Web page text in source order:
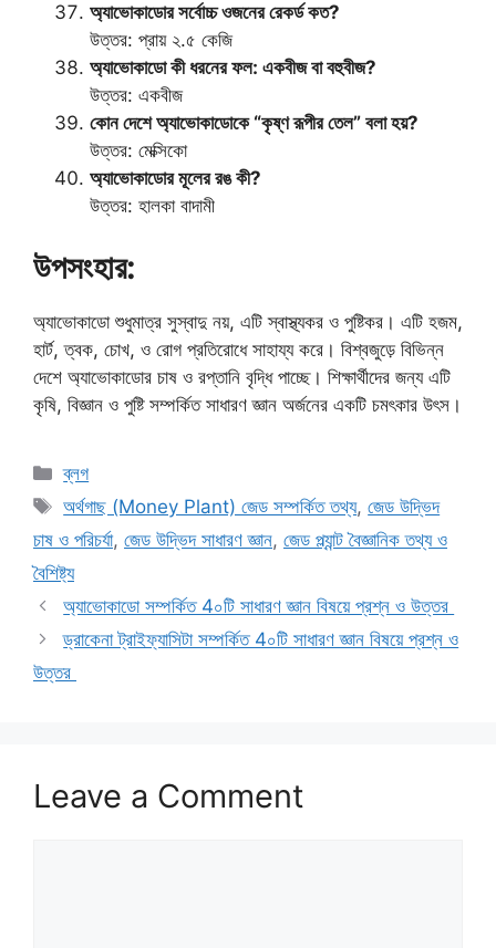
অ্যাভোকাডোর সর্বোচ্চ ওজনের রেকর্ড কত?
উত্তর: প্রায় ২.৫ কেজি
অ্যাভোকাডো কী ধরনের ফল: একবীজ বা বহুবীজ?
উত্তর: একবীজ
কোন দেশে অ্যাভোকাডোকে “কৃষ্ণ রূপীর তেল” বলা হয়?
উত্তর: মেক্সিকো
অ্যাভোকাডোর মূলের রঙ কী?
উত্তর: হালকা বাদামী
উপসংহার:
অ্যাভোকাডো শুধুমাত্র সুস্বাদু নয়, এটি স্বাস্থ্যকর ও পুষ্টিকর। এটি হজম,
হার্ট, ত্বক, চোখ, ও রোগ প্রতিরোধে সাহায্য করে। বিশ্বজুড়ে বিভিন্ন
দেশে অ্যাভোকাডোর চাষ ও রপ্তানি বৃদ্ধি পাচ্ছে। শিক্ষার্থীদের জন্য এটি
কৃষি, বিজ্ঞান ও পুষ্টি সম্পর্কিত সাধারণ জ্ঞান অর্জনের একটি চমৎকার উৎস।
Categories
ব্লগ
Tags
অর্থগাছ (Money Plant) জেড সম্পর্কিত তথ্য,জেড উদ্ভিদ
চাষ ও পরিচর্যা, জেড উদ্ভিদ সাধারণ জ্ঞান, জেড প্ল্যান্ট বৈজ্ঞানিক তথ্য ও
বৈশিষ্ট্য
অ্যাভোকাডো সম্পর্কিত 4০টি সাধারণ জ্ঞান বিষয়ে প্রশ্ন ও উত্তর
ড্রাকেনা ট্রাইফ্যাসিটা সম্পর্কিত 4০টি সাধারণ জ্ঞান বিষয়ে প্রশ্ন ও
উত্তর
Leave a Comment